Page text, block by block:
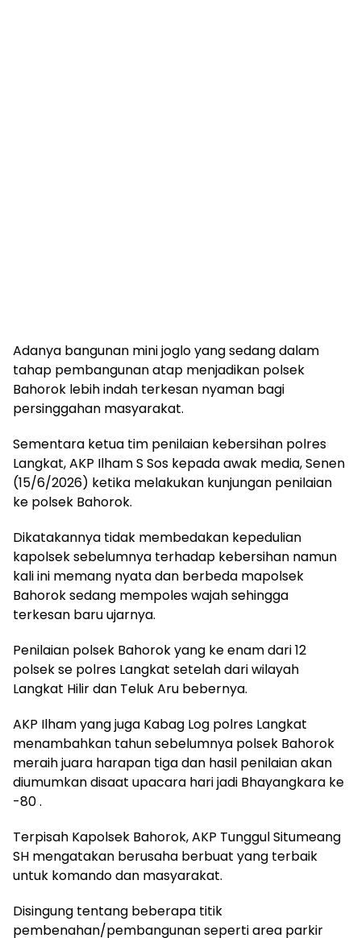
Adanya bangunan mini joglo yang sedang dalam
tahap pembangunan atap menjadikan polsek
Bahorok lebih indah terkesan nyaman bagi
persinggahan masyarakat.
Sementara ketua tim penilaian kebersihan polres
Langkat, AKP Ilham S Sos kepada awak media, Senen
(15/6/2026) ketika melakukan kunjungan penilaian
ke polsek Bahorok.
Dikatakannya tidak membedakan kepedulian
kapolsek sebelumnya terhadap kebersihan namun
kali ini memang nyata dan berbeda mapolsek
Bahorok sedang mempoles wajah sehingga
terkesan baru ujarnya.
Penilaian polsek Bahorok yang ke enam dari 12
polsek se polres Langkat setelah dari wilayah
Langkat Hilir dan Teluk Aru bebernya.
AKP Ilham yang juga Kabag Log polres Langkat
menambahkan tahun sebelumnya polsek Bahorok
meraih juara harapan tiga dan hasil penilaian akan
diumumkan disaat upacara hari jadi Bhayangkara ke
-80 .
Terpisah Kapolsek Bahorok, AKP Tunggul Situmeang
SH mengatakan berusaha berbuat yang terbaik
untuk komando dan masyarakat.
Disingung tentang beberapa titik
pembenahan/pembangunan seperti area parkir